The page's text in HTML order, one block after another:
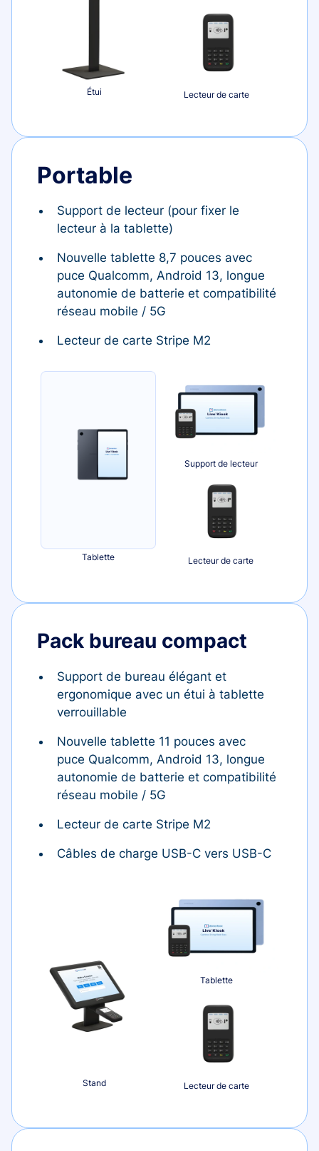
Étui Lecteur de carte
Portable
Support de lecteur (pour fixer le
lecteur à la tablette)
Nouvelle tablette 8,7 pouces avec
puce Qualcomm, Android 13, longue
autonomie de batterie et compatibilité
réseau mobile / 5G
Lecteur de carte Stripe M2
Tablette
Support de lecteur
Lecteur de carte
Pack bureau compact
Support de bureau élégant et
ergonomique avec un étui à tablette
verrouillable
Nouvelle tablette 11 pouces avec
puce Qualcomm, Android 13, longue
autonomie de batterie et compatibilité
réseau mobile / 5G
Lecteur de carte Stripe M2
Câbles de charge USB-C vers USB-C
Stand
Tablette
Lecteur de carte